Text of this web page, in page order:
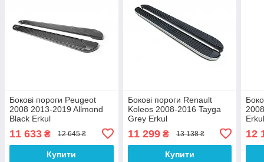
Бокові пороги Peugeot
2008 2013-2019 Allmond
Black Erkul
11 633 ₴ 12 645 ₴
Купити
Бокові пороги Renault
Koleos 2008-2016 Tayga
Grey Erkul
11 299₴ 13 138 ₴
Купити
12